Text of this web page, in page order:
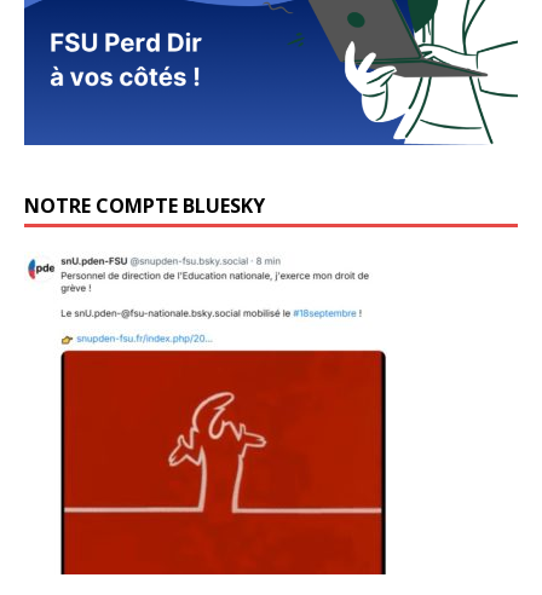
NOTRE COMPTE BLUESKY